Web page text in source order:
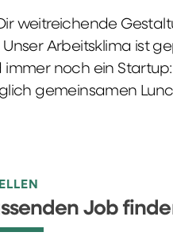
weitreichende
Unser Arbeitsklima ist
immer noch ein
gemeinsamen
Job